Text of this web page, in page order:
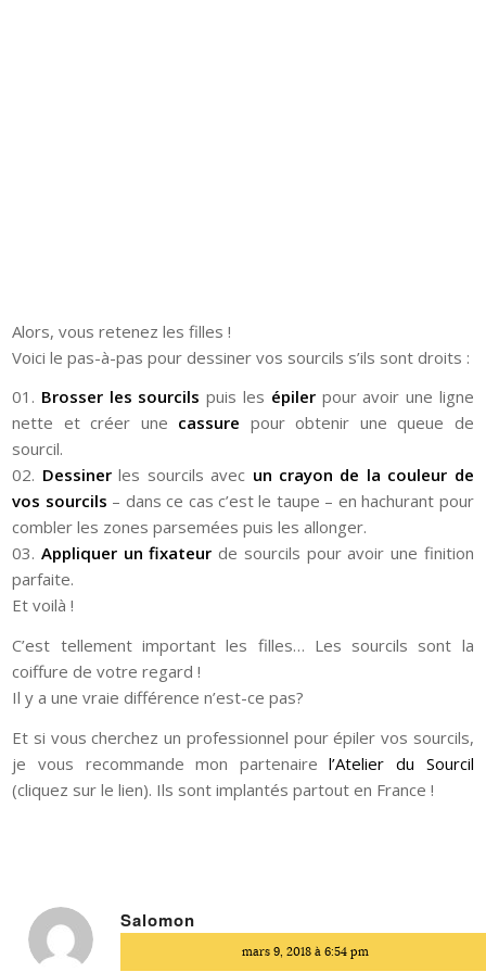
Alors, vous retenez les filles !
Voici le pas-à-pas pour dessiner vos sourcils s’ils sont droits :
01. Brosser les sourcils puis les épilerpour avoir une ligne
nette et créer une cassure pour obtenir une queue de
sourcil.
02. Dessinerles sourcils avec un crayon de la couleur de
vos sourcils – dans ce cas c’est le taupe – en hachurant pour
combler les zones parsemées puis les allonger.
03. Appliquer un fixateur de sourcils pour avoir une finition
parfaite.
Et voilà !
C’est tellement important les filles… Les sourcils sont la
coiffure de votre regard !
Il y a une vraie différence n’est-ce pas?
Et si vous cherchez un professionnel pour épiler vos sourcils,
je vous recommande mon partenairel’Atelier du Sourcil
(cliquez sur le lien). Ils sont implantés partout en France !
Salomon
:
mars 9, 2018 à 6:54 pm